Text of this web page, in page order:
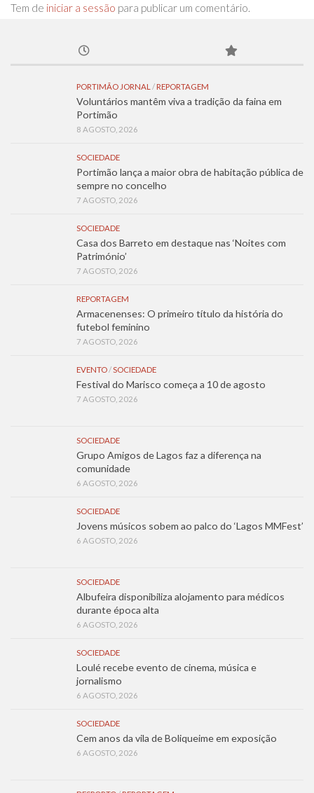
Tem de iniciar a sessão para publicar um comentário.
PORTIMÃO JORNAL / REPORTAGEM
Voluntários mantêm viva a tradição da faina em
Portimão
8 AGOSTO, 2026
SOCIEDADE
Portimão lança a maior obra de habitação pública de
sempre no concelho
7 AGOSTO, 2026
SOCIEDADE
Casa dos Barreto em destaque nas ‘Noites com
Património’
7 AGOSTO, 2026
REPORTAGEM
Armacenenses: O primeiro título da história do
futebol feminino
7 AGOSTO, 2026
EVENTO/SOCIEDADE
Festival do Marisco começa a 10 de agosto
7 AGOSTO, 2026
SOCIEDADE
Grupo Amigos de Lagos faz a diferença na
comunidade
6 AGOSTO, 2026
SOCIEDADE
Jovens músicos sobem ao palco do ‘Lagos MMFest’
6 AGOSTO, 2026
SOCIEDADE
Albufeira disponibiliza alojamento para médicos
durante época alta
6 AGOSTO, 2026
SOCIEDADE
Loulé recebe evento de cinema, música e
jornalismo
6 AGOSTO, 2026
SOCIEDADE
Cem anos da vila de Boliqueime em exposição
6 AGOSTO, 2026